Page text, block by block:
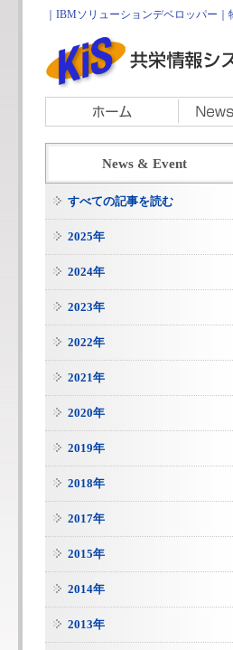
｜IBMソリューションデベロッパー
News & Event
すべての記事を読む
2025年
2024年
2023年
2022年
2021年
2020年
2019年
2018年
2017年
2015年
2014年
2013年